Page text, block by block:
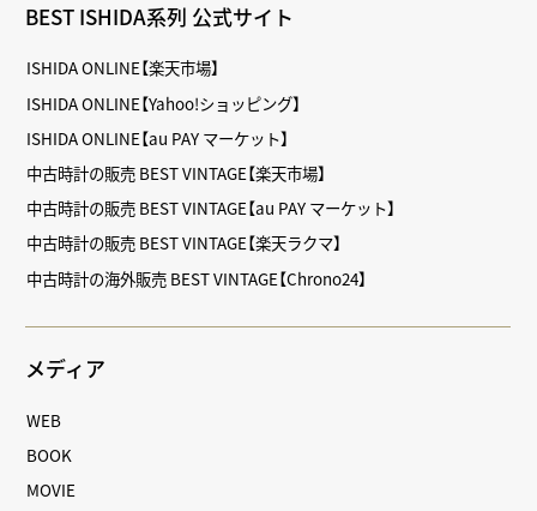
BEST ISHIDA系列 公式サイト
ISHIDA ONLINE【楽天市場】
ISHIDA ONLINE【Yahoo!ショッピング】
ISHIDA ONLINE【au PAY マーケット】
中古時計の販売 BEST VINTAGE【楽天市場】
中古時計の販売 BEST VINTAGE【au PAY マーケット】
中古時計の販売 BEST VINTAGE【楽天ラクマ】
中古時計の海外販売 BEST VINTAGE【Chrono24】
メディア
WEB
BOOK
MOVIE